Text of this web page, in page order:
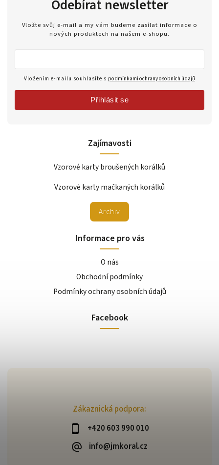
Zákaznická podpora:
+420 603 990 010
info@jmkoral.cz
Zajímavosti
Vzorové karty broušených korálků
Vzorové karty mačkaných korálků
Archiv
Odebírat newsletter
Vložte svůj e-mail a my vám budeme zasílat informace o
nových produktech na našem e-shopu.
Vložením e-mailu souhlasíte s podmínkami ochrany osobních údajů
Přihlásit se
Informace pro vás
O nás
Obchodní podmínky
Podmínky ochrany osobních údajů
Facebook